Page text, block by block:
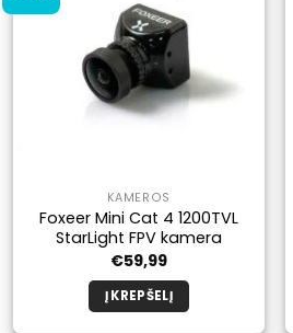
KAMEROS
Foxeer Mini Cat 4 1200TVL
StarLight FPV kamera
€59,99
Į KREPŠELĮ